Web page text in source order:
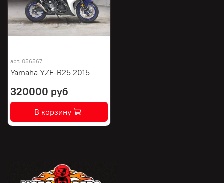
арт. 056567
Yamaha YZF-R25 2015
320000 руб
В корзину